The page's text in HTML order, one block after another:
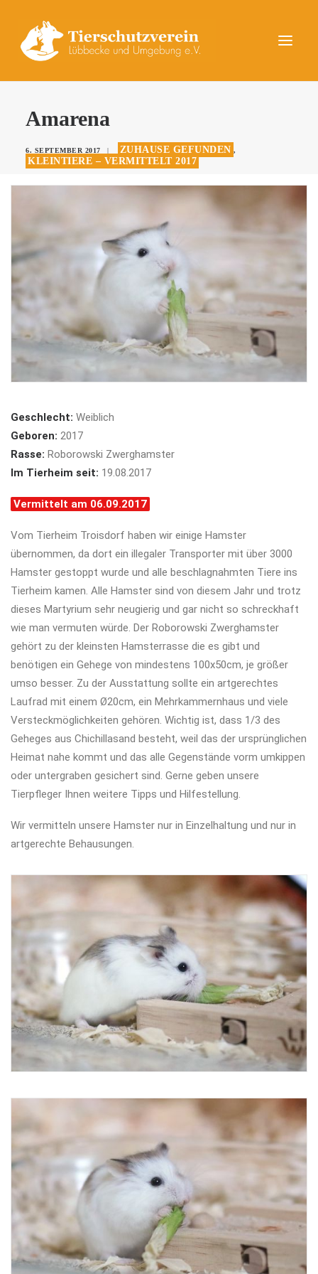
UNSERE TIERE
DAS TIERHEIM
SPENDEN
Amarena
6. SEPTEMBER 2017 | ZUHAUSE GEFUNDEN ,
KLEINTIERE – VERMITTELT 2017
Geschlecht: Weiblich
Geboren: 2017
Rasse: Roborowski Zwerghamster
Im Tierheim seit: 19.08.2017
Vermittelt am 06.09.2017
Vom Tierheim Troisdorf haben wir einige Hamster
übernommen, da dort ein illegaler Transporter mit über 3000
Hamster gestoppt wurde und alle beschlagnahmten Tiere ins
Tierheim kamen. Alle Hamster sind von diesem Jahr und trotz
dieses Martyrium sehr neugierig und gar nicht so schreckhaft
wie man vermuten würde. Der Roborowski Zwerghamster
gehört zu der kleinsten Hamsterrasse die es gibt und
benötigen ein Gehege von mindestens 100x50cm, je größer
umso besser. Zu der Ausstattung sollte ein artgerechtes
Laufrad mit einem Ø20cm, ein Mehrkammernhaus und viele
Versteckmöglichkeiten gehören. Wichtig ist, dass 1/3 des
Geheges aus Chichillasand besteht, weil das der ursprünglichen
Heimat nahe kommt und das alle Gegenstände vorm umkippen
oder untergraben gesichert sind. Gerne geben unsere
Tierpfleger Ihnen weitere Tipps und Hilfestellung.
Wir vermitteln unsere Hamster nur in Einzelhaltung und nur in
artgerechte Behausungen.